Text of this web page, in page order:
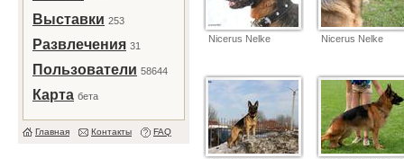
Выставки 253
Развлечения 31
Пользователи 58644
Карта бета
Главная Контакты FAQ
Nicerus Nelke Nicerus Nelke